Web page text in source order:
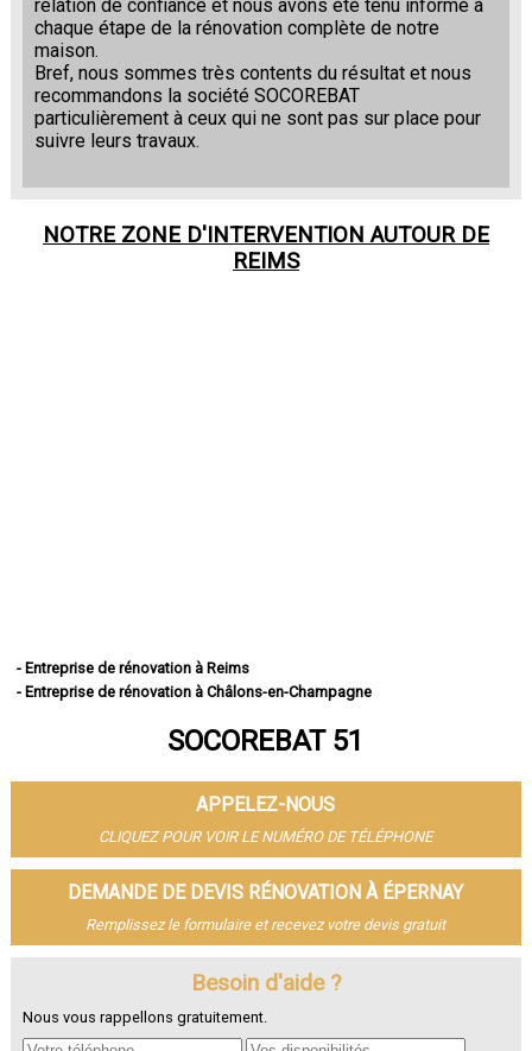
relation de confiance et nous avons été tenu informé à
chaque étape de la rénovation complète de notre
maison.
Bref, nous sommes très contents du résultat et nous
recommandons la société SOCOREBAT
particulièrement à ceux qui ne sont pas sur place pour
suivre leurs travaux.
NOTRE ZONE D'INTERVENTION AUTOUR DE
REIMS
- Entreprise de rénovation à Reims
- Entreprise de rénovation à Châlons-en-Champagne
- Entreprise de rénovation à Vitry-le-François
- Entreprise de rénovation à Bétheny
- Entreprise de rénovation à Cormontreuil
- Entreprise de rénovation à Fismes
- Entreprise de rénovation à Saint-Memmie
- Entreprise de rénovation à Sézanne
- Entreprise de rénovation à Mourmelon-le-Grand
- Entreprise de rénovation à Witry-lès-Reims
- Entreprise de rénovation à Fagnières
- Entreprise de rénovation à Suippes
SOCOREBAT 51
APPELEZ-NOUS
CLIQUEZ POUR VOIR LE NUMÉRO DE TÉLÉPHONE
DEMANDE DE DEVIS RÉNOVATION À ÉPERNAY
Remplissez le formulaire et recevez votre devis gratuit
Besoin d'aide ?
Nous vous rappellons gratuitement.